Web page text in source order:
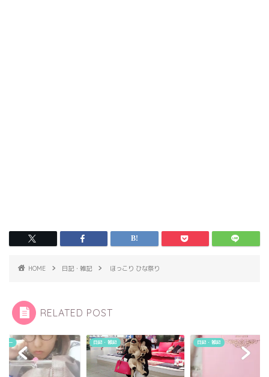
HOME 日記・雑記 ほっこり ひな祭り
RELATED POST
ター 日記・雑記 日記・雑記